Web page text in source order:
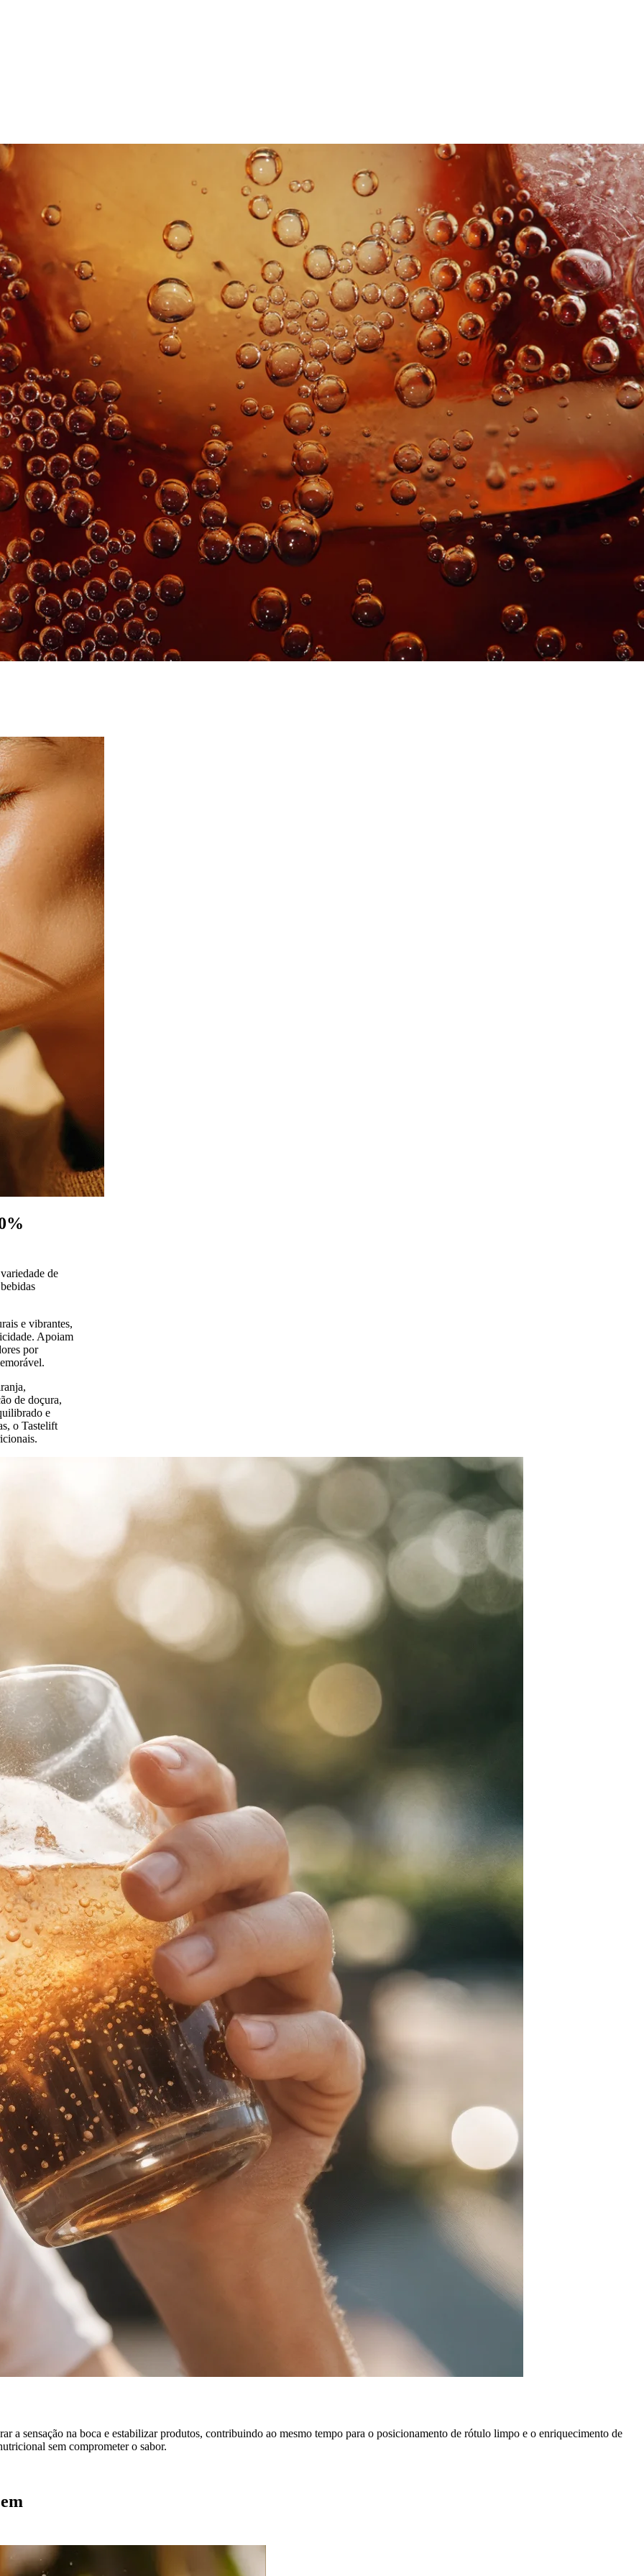
de
e vibrantes,
Apoiam
por
de doçura,
e
o Tastelift
a sensação na boca e estabilizar produtos, contribuindo ao mesmo tempo para o posicionamento de rótulo limpo e o enriquecimento de
sem comprometer o sabor.